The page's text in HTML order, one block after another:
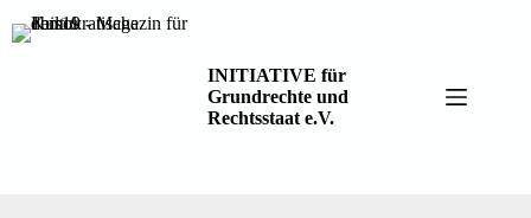
Inhalt
INITIATIVE für
Grundrechte und
Rechtsstaat e.V.